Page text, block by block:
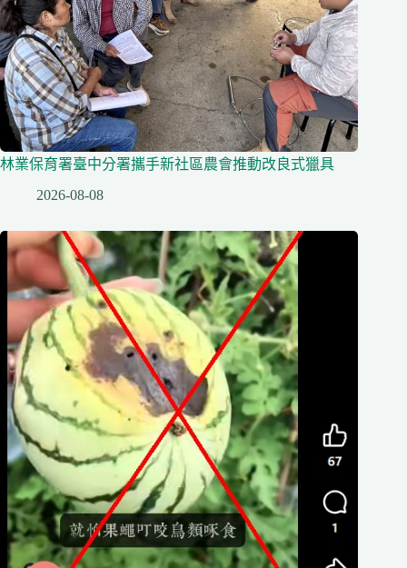
林業保育署臺中分署攜手新社區農會推動改良式獵具
2026-08-08